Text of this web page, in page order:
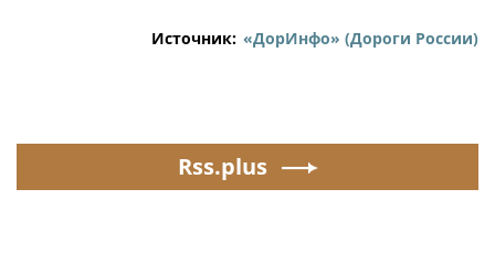
Источник: «ДорИнфо» (Дороги России)
Rss.plus